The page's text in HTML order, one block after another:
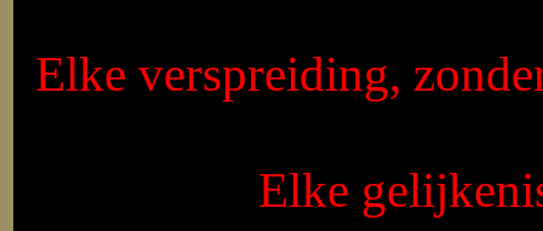
Elke verspreiding,
Elke